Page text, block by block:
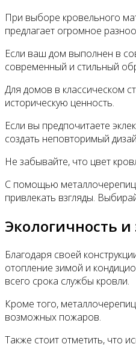
При выборе кровельного
предлагает огромное
Если ваш дом выполнен в
современный и стильный
Для домов в классическом
историческую ценность.
Если вы предпочитаете
создать неповторимый
Не забывайте, что цвет
С помощью
привлекать взгляды.
Экологичность
Благодаря своей
отопление зимой и
всего срока службы кровли.
Кроме того,
возможных пожаров.
Также стоит отметить, что